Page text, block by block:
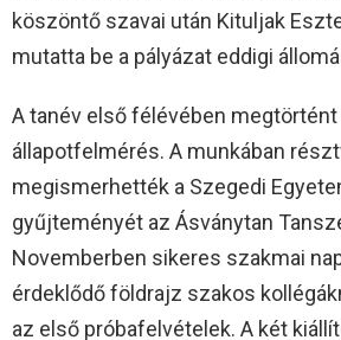
köszöntő szavai után Kituljak
mutatta be a pályázat eddigi
A tanév első félévében
állapotfelmérés. A munkában
megismerhették a Szegedi
gyűjteményét az Ásványtan
Novemberben sikeres szakmai
érdeklődő földrajz szakos
az első próbafelvételek. A két